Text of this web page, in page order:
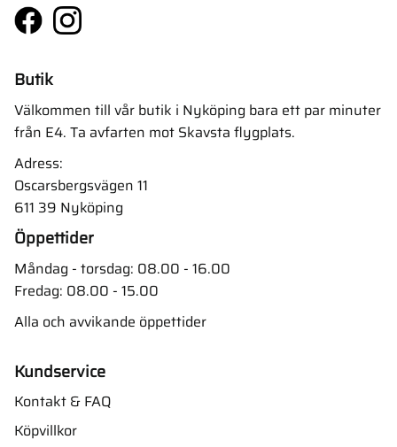
Butik
Välkommen till vår butik i Nyköping bara ett par minuter
från E4. Ta avfarten mot Skavsta flygplats.
Adress:
Oscarsbergsvägen 11
611 39 Nyköping
Öppettider
Måndag - torsdag: 08.00 - 16.00
Fredag: 08.00 - 15.00
Alla och avvikande öppettider
Kundservice
Kontakt & FAQ
Köpvillkor